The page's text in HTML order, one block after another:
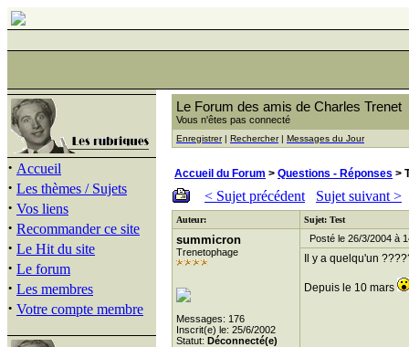
· Accueil
· Les thèmes / Sujets
· Vos liens
· Recommander ce site
· Le Hit du site
· Le forum
· Les membres
· Votre compte membre
Le Forum des amis de Charles Trenet
Vous n'êtes pas connecté
Enregistrer| Rechercher| Messages du Jour
Accueil du Forum > Questions - Réponses >
< Sujet précédent Sujet suivant >
Auteur: Sujet: Test
summicron
Trenetophage
Messages: 176
Inscrit(e) le: 25/6/2002
Statut: Déconnecté(e)
Posté le 26/3/2004 à
Il y a quelqu'un
Depuis le 10 mars